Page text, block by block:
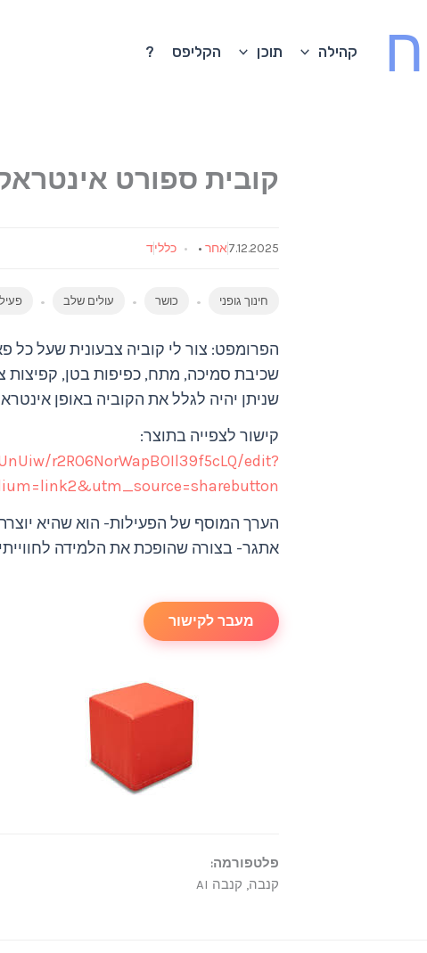
קהילה תוכן הקליפס ?
קובית ספורט
7.12.2025אחר • כלליד
חינוך גופני כושר עולים שלב
הפרומפט: צור לי קוביה צבעונית שעל
שכיבת סמיכה, מתח, כפיפות בטן, קפיצות
שניתן יהיה לגלל את הקוביה באופן
קישור לצפייה בתוצר:
r2RO6NorWapBOIl39f5cLQ/edit?
הערך המוסף של הפעילות- הוא שהיא
אתגר- בצורה שהופכת את הלמידה
מעבר לקישור
פלטפורמה:
קנבה, קנבה AI